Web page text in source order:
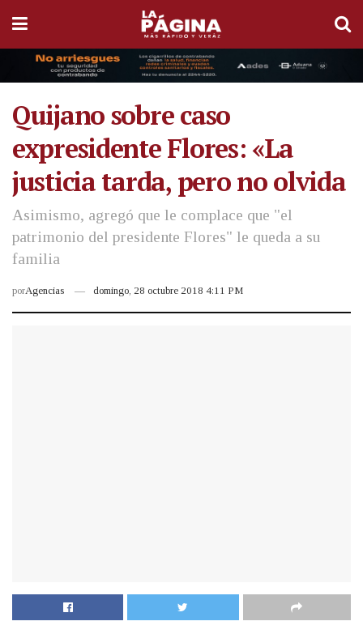
Quijano sobre caso
expresidente Flores: «La
justicia tarda, pero no olvida
Asimismo, agregó que le complace que "el
patrimonio del presidente Flores" le queda a su
familia
porAgencias domingo, 28 octubre 2018 4:11 PM